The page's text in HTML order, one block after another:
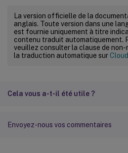
La version officielle de la
anglais. Toute version dans une
est fournie uniquement à titre
contenu traduit automatiquement.
veuillez consulter la clause de
la traduction automatique sur
Cela vous a-t-il été utile ?
Envoyez-nous vos commentaires